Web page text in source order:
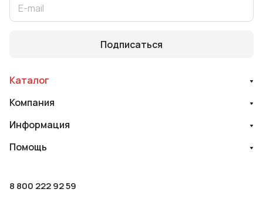
Подписаться
Каталог
Компания
Информация
Помощь
8 800 222 92 59